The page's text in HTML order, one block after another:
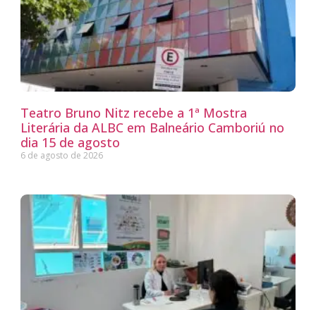
Teatro Bruno Nitz recebe a 1ª Mostra
Literária da ALBC em Balneário Camboriú no
dia 15 de agosto
6 de agosto de 2026